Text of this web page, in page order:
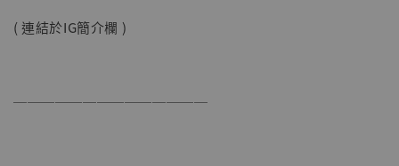
( 連結於IG簡介欄 )
──────────────